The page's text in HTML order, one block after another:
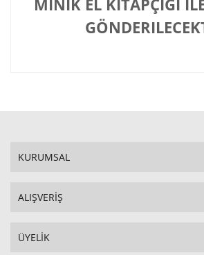
MINIK EL KITAPÇIGI
KURUMSAL
ALIŞVERİŞ
ÜYELİK